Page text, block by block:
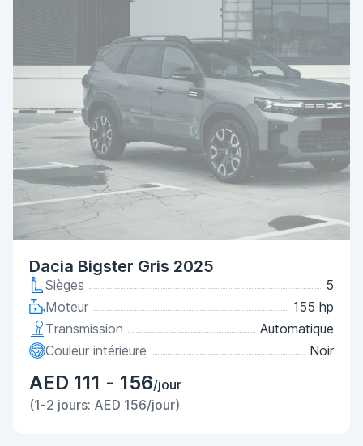
Dacia Bigster Gris 2025
Sièges
5
Moteur
155 hp
Transmission
Automatique
Couleur intérieure
Noir
AED 111 - 156/jour
(1-2 jours: AED 156/jour)